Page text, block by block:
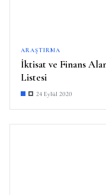
ARAŞTIRMA
İktisat ve Finans
Listesi
24 Eylül 2020